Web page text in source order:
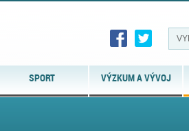
SPORT VÝZKUM A VÝVOJ